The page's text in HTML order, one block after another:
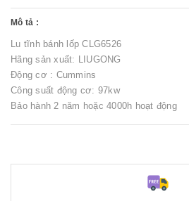
Mô tả :
Lu tĩnh bánh lốp CLG6526
Hãng sản xuất: LIUGONG
Động cơ : Cummins
Công suất động cơ: 97kw
Bảo hành 2 năm hoặc 4000h hoạt động